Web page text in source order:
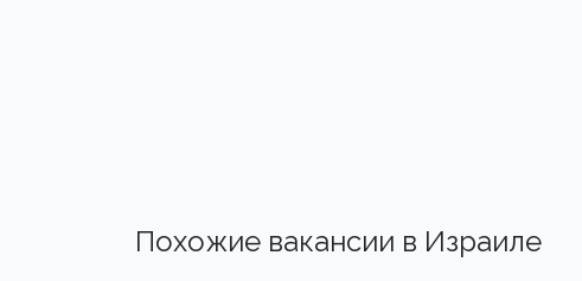
Похожие вакансии в Израиле